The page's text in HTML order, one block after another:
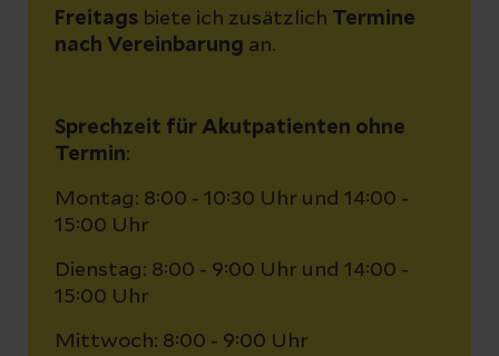
Freitags biete ich zusätzlich Termine
nach Vereinbarung an.
Sprechzeit für Akutpatienten ohne
Termin:
Montag: 8:00 - 10:30 Uhr und 14:00 -
15:00 Uhr
Dienstag: 8:00 - 9:00 Uhr und 14:00 -
15:00 Uhr
Mittwoch: 8:00 - 9:00 Uhr